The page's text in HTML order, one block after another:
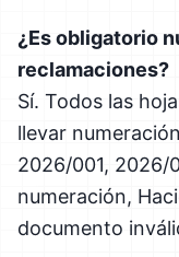
¿Es obligatorio
reclamaciones?
Sí. Todos las
llevar
2026/001, 2026/
numeración,
documento